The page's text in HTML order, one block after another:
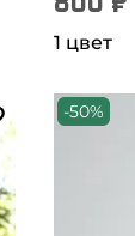
1 цвет
-50%